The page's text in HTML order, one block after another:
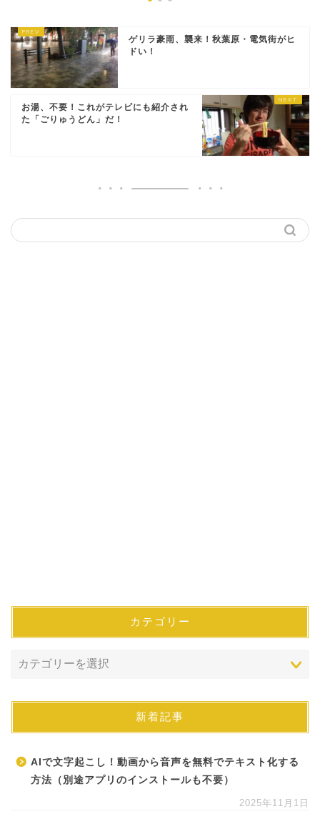
ゲリラ豪雨、襲来！秋葉原・電気街がヒ
ドい！
お湯、不要！これがテレビにも紹介され
た「ごりゅうどん」だ！
カテゴリー
新着記事
AIで文字起こし！動画から音声を無料でテキスト化する
方法（別途アプリのインストールも不要）
2025年11月1日